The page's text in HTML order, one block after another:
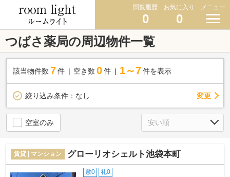
閲覧履歴
0
お気に入り
0
メニュー
つばさ薬局の周辺物件一覧
該当物件数 7件 空き数 0 件 1～7 件を表示
絞り込み条件： なし 変更
空室のみ
賃貸 | マンション グローリオシェルト池袋本町
敷0 礼0